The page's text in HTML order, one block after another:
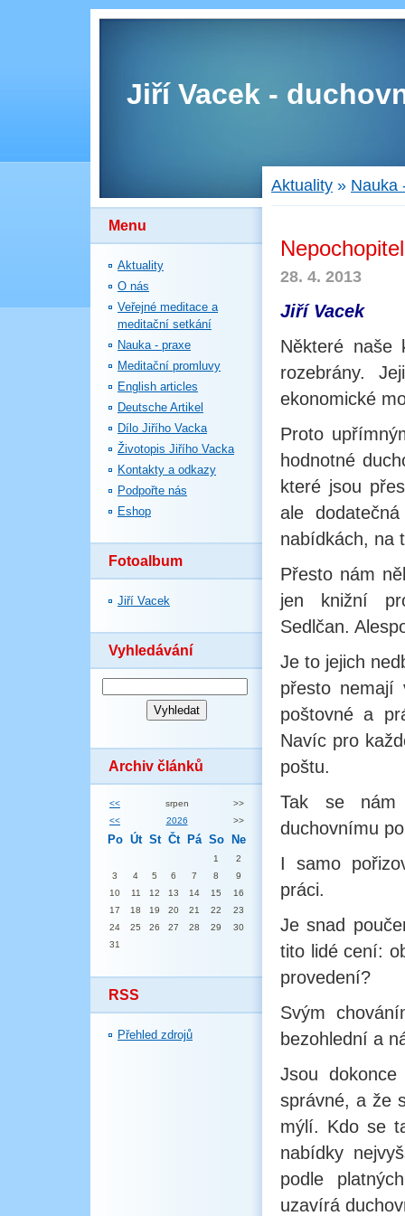
Jiří Vacek -
Menu
Aktuality
O nás
Veřejné meditace a
meditační setkání
Nauka - praxe
Meditační promluvy
English articles
Deutsche Artikel
Dílo Jiřího Vacka
Životopis Jiřího Vacka
Kontakty a odkazy
Podpořte nás
Eshop
Fotoalbum
Jiří Vacek
Vyhledávání
Archiv článků
<< srpen
>>
<<
2026 >>
Po Út St Čt Pá So Ne
1
2
3
4 5 6 7 8
9
10
11 12 13 14 15
16
17
18 19 20 21 22
23
24
25 26 27 28 29
30
31
RSS
Přehled zdrojů
Aktuality » Nauka
28. 4. 2013
Jiří Vacek
Některé naše
rozebrány.
ekonomické
Proto
hodnotné
které jsou
ale
nabídkách, na
Přesto nám
jen knižní
Sedlčan.
Je to jejich
přesto nemají
poštovné a
Navíc pro
poštu.
Tak se
duchovnímu
I samo
práci.
Je snad
tito lidé cení:
provedení?
Svým
bezohlední a
Jsou
správné, a že
mýlí. Kdo se
nabídky
podle
uzavírá